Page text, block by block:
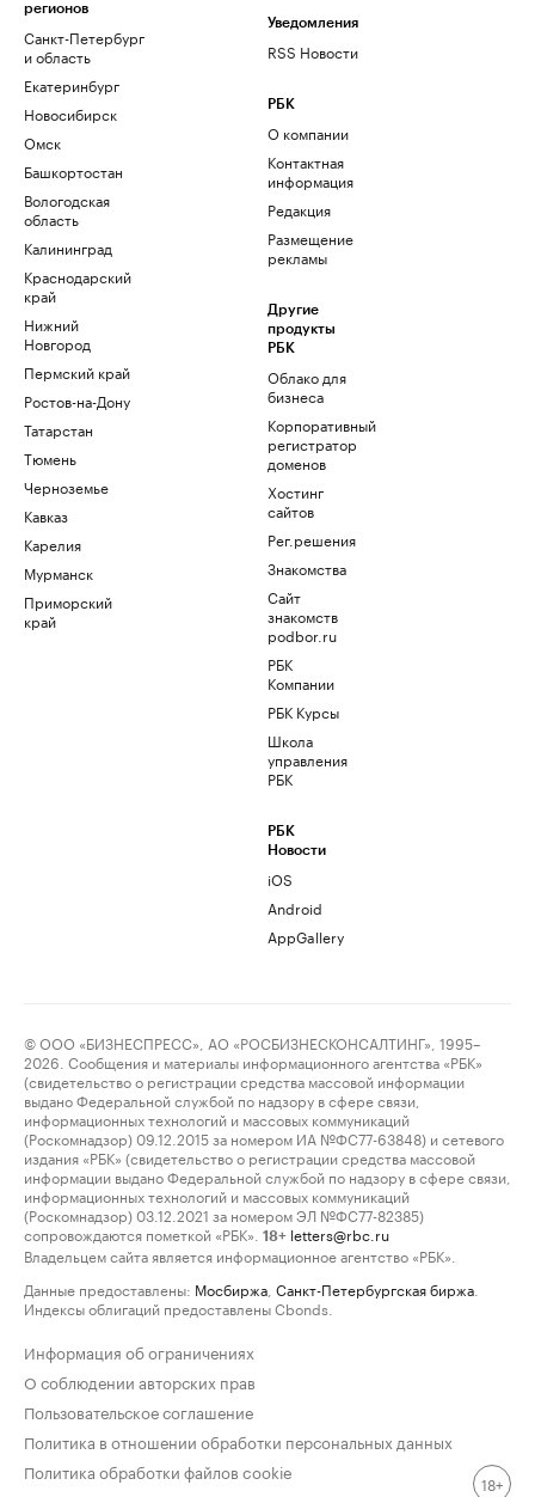
регионов
Санкт-Петербург
и область
Екатеринбург
Новосибирск
Омск
Башкортостан
Вологодская
область
Калининград
Краснодарский
край
Нижний
Новгород
Пермский край
Ростов-на-Дону
Татарстан
Тюмень
Черноземье
Кавказ
Карелия
Мурманск
Приморский
край
Уведомления
RSS Новости
РБК
О компании
Контактная
информация
Редакция
Размещение
рекламы
Другие
продукты
РБК
Облако для
бизнеса
Корпоративный
регистратор
доменов
Хостинг
сайтов
Рег.решения
Знакомства
Сайт
знакомств
podbor.ru
РБК
Компании
РБК Курсы
Школа
управления
РБК
РБК
Новости
iOS
Android
AppGallery
© ООО «БИЗНЕСПРЕСС», АО «РОСБИЗНЕСКОНСАЛТИНГ», 1995–
2026. Сообщения и материалы информационного агентства «РБК»
(свидетельство о регистрации средства массовой информации
выдано Федеральной службой по надзору в сфере связи,
информационных технологий и массовых коммуникаций
(Роскомнадзор) 09.12.2015 за номером ИА №ФС77-63848) и сетевого
издания «РБК» (свидетельство о регистрации средства массовой
информации выдано Федеральной службой по надзору в сфере связи,
информационных технологий и массовых коммуникаций
(Роскомнадзор) 03.12.2021 за номером ЭЛ №ФС77-82385)
сопровождаются пометкой «РБК».
18+ letters@rbc.ru
Владельцем сайта является информационное агентство «РБК».
Данные предоставлены: Мосбиржа Санкт-Петербургская биржа
Индексы облигаций предоставлены Cbonds.
Информация об ограничениях
О соблюдении авторских прав
Пользовательское соглашение
Политика в отношении обработки персональных данных
Политика обработки файлов cookie
18+